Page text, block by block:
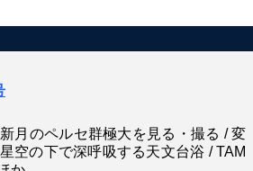
月のペルセ群極大を見る・撮る / 変
空の下で深呼吸する天文台浴 / TAM